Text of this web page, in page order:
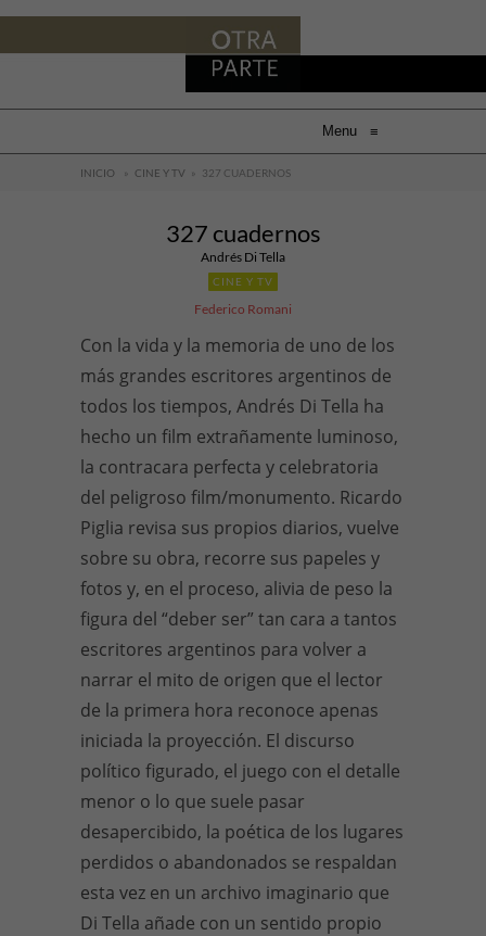
Menu ≡
INICIO » CINE Y TV » 327 CUADERNOS
327 cuadernos
Andrés Di Tella
CINE Y TV
Federico Romani
Con la vida y la memoria de uno de los
más grandes escritores argentinos de
todos los tiempos, Andrés Di Tella ha
hecho un film extrañamente luminoso,
la contracara perfecta y celebratoria
del peligroso film/monumento. Ricardo
Piglia revisa sus propios diarios, vuelve
sobre su obra, recorre sus papeles y
fotos y, en el proceso, alivia de peso la
figura del “deber ser” tan cara a tantos
escritores argentinos para volver a
narrar el mito de origen que el lector
de la primera hora reconoce apenas
iniciada la proyección. El discurso
político figurado, el juego con el detalle
menor o lo que suele pasar
desapercibido, la poética de los lugares
perdidos o abandonados se respaldan
esta vez en un archivo imaginario que
Di Tella añade con un sentido propio